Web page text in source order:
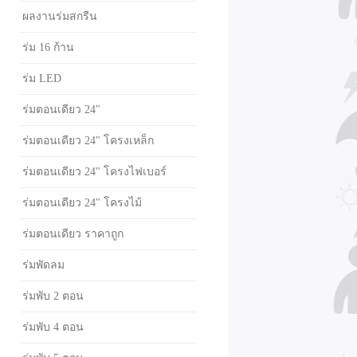
ผลงานร่มสกรีน
ร่ม 16 ก้าน
ร่ม LED
ร่มตอนเดียว 24"
ร่มตอนเดียว 24" โครงเหล็ก
ร่มตอนเดียว 24" โครงไฟเบอร์
ร่มตอนเดียว 24" โครงไม้
ร่มตอนเดียว ราคาถูก
ร่มพัดลม
ร่มพับ 2 ตอน
ร่มพับ 4 ตอน